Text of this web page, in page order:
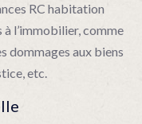
RC habitation
l’immobilier, comme
dommages aux biens
etc.